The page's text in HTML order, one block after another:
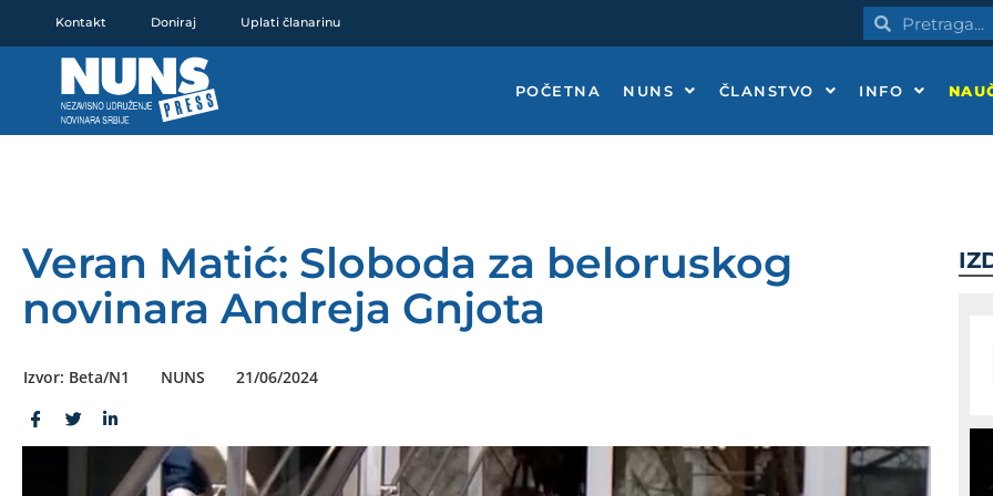
Kontakt Doniraj Uplati članarinu PretragaPretraga
POČETNA NUNS ČLANSTVO INFO
Veran Matić: Sloboda za beloruskog
novinara Andreja Gnjota
Izvor: Beta/N1 NUNS 21/06/2024